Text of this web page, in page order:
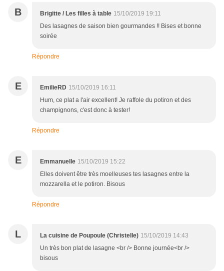
B Brigitte / Les filles à table 15/10/2019 19:11
Des lasagnes de saison bien gourmandes !! Bises et bonne
soirée
Répondre
E EmilieRD 15/10/2019 16:11
Hum, ce plat a l'air excellent! Je raffole du potiron et des
champignons, c'est donc à tester!
Répondre
E Emmanuelle 15/10/2019 15:22
Elles doivent être très moelleuses tes lasagnes entre la
mozzarella et le potiron. Bisous
Répondre
L La cuisine de Poupoule (Christelle) 15/10/2019 14:43
Un très bon plat de lasagne <br /> Bonne journée<br />
bisous